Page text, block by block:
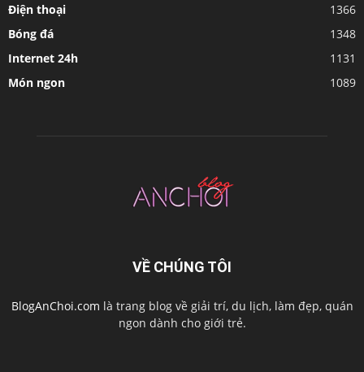
Điện thoại
1366
Bóng đá
1348
Internet 24h
1131
Món ngon
1089
VỀ CHÚNG TÔI
BlogAnChoi.com là trang blog về giải trí, du lịch, làm đẹp, quán
ngon dành cho giới trẻ.